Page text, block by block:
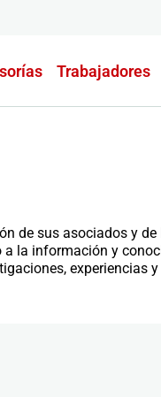
Trabajadores
de sus asociados y
la información y
experiencias